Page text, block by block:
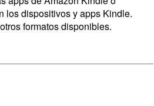
los dispositivos y apps Kindle.
formatos disponibles.